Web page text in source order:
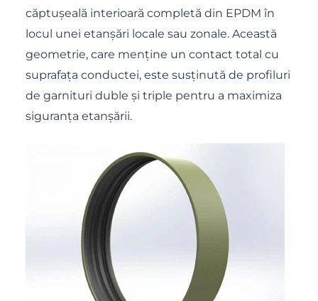
căptușeală interioară completă din EPDM în
locul unei etanșări locale sau zonale. Această
geometrie, care menține un contact total cu
suprafața conductei, este susținută de profiluri
de garnituri duble și triple pentru a maximiza
siguranța etanșării.